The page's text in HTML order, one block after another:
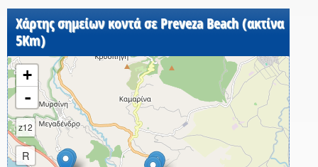
Χάρτης σημείων κοντά σε Preveza Beach (ακτίνα
5Km)
+
-
z12
R